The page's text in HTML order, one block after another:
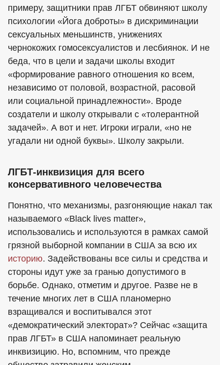
примеру, защитники прав ЛГБТ обвиняют школу
психологии «Йога доброты» в дискриминации
сексуальных меньшинств, унижениях
чернокожих гомосексуалистов и лесбиянок. И не
беда, что в цели и задачи школы входит
«формирование равного отношения ко всем,
независимо от половой, возрастной, расовой
или социальной принадлежности». Вроде
создатели и школу открывали с «толерантной
задачей». А вот и нет. Игроки играли, «но не
угадали ни одной буквы». Школу закрыли.
ЛГБТ-инквизиция для всего
консервативного человечества
Понятно, что механизмы, разгоняющие накал так
называемого «Black lives matter»,
использовались и используются в рамках самой
грязной выборной компании в США за всю их
историю. Задействованы все силы и средства и
стороны идут уже за гранью допустимого в
борьбе. Однако, отметим и другое. Разве не в
течение многих лет в США планомерно
взращивался и воспитывался этот
«демократический электорат»? Сейчас «защита
прав ЛГБТ» в США напоминает реальную
инквизицию. Но, вспомним, что прежде